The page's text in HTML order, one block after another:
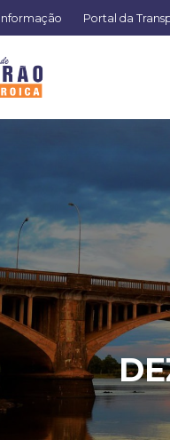
Portal da